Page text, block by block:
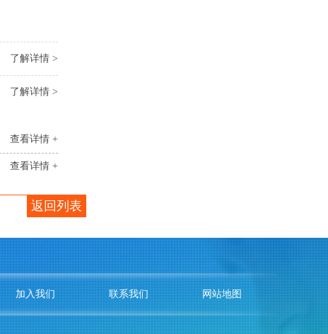
了解详情 >
了解详情 >
查看详情 +
查看详情 +
返回列表
加入我们 联系我们 网站地图